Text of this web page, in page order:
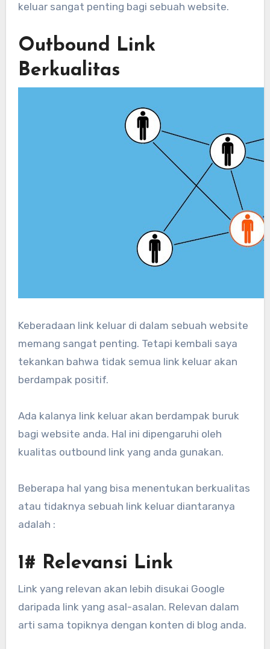
keluar sangat penting bagi sebuah website.
Outbound Link
Berkualitas
Keberadaan link keluar di dalam sebuah website
memang sangat penting. Tetapi kembali saya
tekankan bahwa tidak semua link keluar akan
berdampak positif.
Ada kalanya link keluar akan berdampak buruk
bagi website anda. Hal ini dipengaruhi oleh
kualitas outbound link yang anda gunakan.
Beberapa hal yang bisa menentukan berkualitas
atau tidaknya sebuah link keluar diantaranya
adalah :
1# Relevansi Link
Link yang relevan akan lebih disukai Google
daripada link yang asal-asalan. Relevan dalam
arti sama topiknya dengan konten di blog anda.